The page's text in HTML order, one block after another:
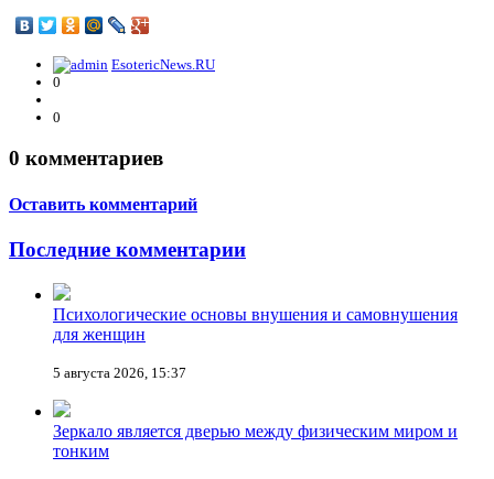
EsotericNews.RU
0
0
0 комментариев
Оставить комментарий
Последние комментарии
Психологические основы внушения и самовнушения
для женщин
5 августа 2026, 15:37
Зеркало является дверью между физическим миром и
тонким